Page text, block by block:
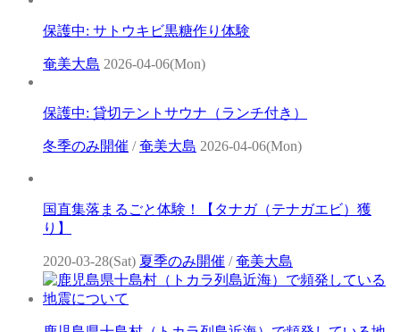
保護中: サトウキビ黒糖作り体験
奄美大島 2026-04-06(Mon)
保護中: 貸切テントサウナ（ランチ付き）
冬季のみ開催 /奄美大島 2026-04-06(Mon)
国直集落まるごと体験！【タナガ（テナガエビ）獲
り】
2020-03-28(Sat) 夏季のみ開催 /奄美大島